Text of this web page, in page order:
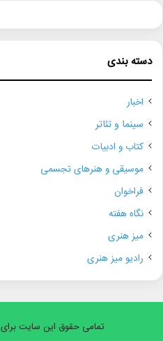
دسته بندی
اخبار
سینما و تئاتر
کتاب و ادبیات
موسیقی و هنرهای تجسمی
فراخوان
نگاه هفته
میز هنری
رادیو میز هنری
تمامی حقوق این سایت برای